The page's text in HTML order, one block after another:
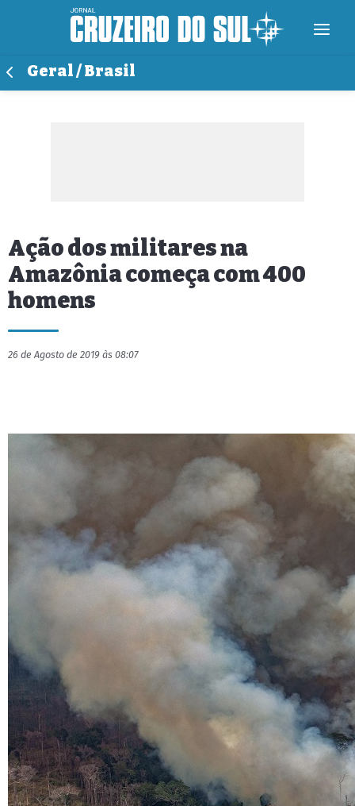
Geral / Brasil
Ação dos militares na
Amazônia começa com 400
homens
26 de Agosto de 2019 às 08:07